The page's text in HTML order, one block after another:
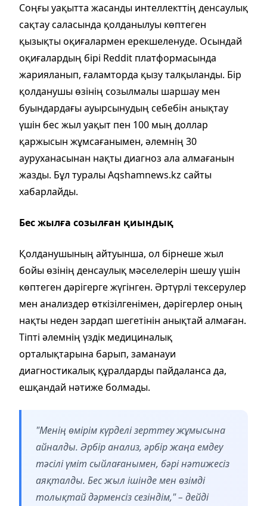
Соңғы уақытта жасанды интеллекттің денсаулық
сақтау саласында қолданылуы көптеген
қызықты оқиғалармен ерекшеленуде. Осындай
оқиғалардың бірі Reddit платформасында
жарияланып, ғаламторда қызу талқыланды. Бір
қолданушы өзінің созылмалы шаршау мен
буындардағы ауырсынудың себебін анықтау
үшін бес жыл уақыт пен 100 мың доллар
қаржысын жұмсағанымен, әлемнің 30
ауруханасынан нақты диагноз ала алмағанын
жазды. Бұл туралы Aqshamnews.kz сайты
хабарлайды.
Бес жылға созылған қиындық
Қолданушының айтуынша, ол бірнеше жыл
бойы өзінің денсаулық мәселелерін шешу үшін
көптеген дәрігерге жүгінген. Әртүрлі тексерулер
мен анализдер өткізілгенімен, дәрігерлер оның
нақты неден зардап шегетінін анықтай алмаған.
Тіпті әлемнің үздік медициналық
орталықтарына барып, заманауи
диагностикалық құралдарды пайдаланса да,
ешқандай нәтиже болмады.
"Менің өмірім күрделі зерттеу жұмысына
айналды. Әрбір анализ, әрбір жаңа емдеу
тәсілі үміт сыйлағанымен, бәрі нәтижесіз
аяқталды. Бес жыл ішінде мен өзімді
толықтай дәрменсіз сезіндім," – дейді